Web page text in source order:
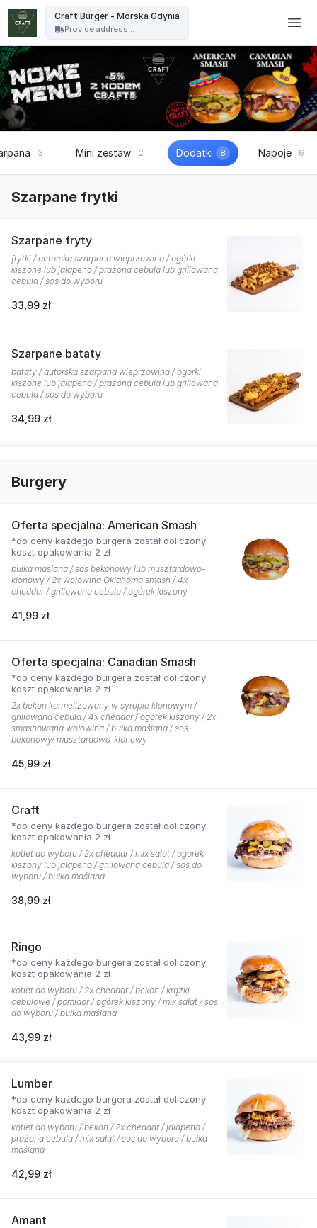
Craft Burger - Morska Gdynia
Provide address...
3 Mini zestaw 2 Dodatki 8 Napoje 6
Szarpane frytki
Szarpane fryty
frytki / autorska szarpana wieprzowina / ogórki
kiszone lub jalapeno / prażona cebula lub grillowana
cebula / sos do wyboru
33,99 zł
Szarpane bataty
bataty / autorska szarpana wieprzowina / ogórki
kiszone lub jalapeno / prażona cebula lub grillowana
cebula / sos do wyboru
34,99 zł
Burgery
Oferta specjalna: American Smash
*do ceny każdego burgera został doliczony
koszt opakowania 2 zł
bułka maślana / sos bekonowy lub musztardowo-
klonowy / 2x wołowina Oklahoma smash / 4x
cheddar / grillowana cebula / ogórek kiszony
41,99 zł
Oferta specjalna: Canadian Smash
*do ceny każdego burgera został doliczony
koszt opakowania 2 zł
2x bekon karmelizowany w syropie klonowym /
grillowana cebula / 4x cheddar / ogórek kiszony / 2x
smashowana wołowina / bułka maślana / sos
bekonowy/ musztardowo-klonowy
45,99 zł
Craft
*do ceny każdego burgera został doliczony
koszt opakowania 2 zł
kotlet do wyboru / 2x cheddar / mix sałat / ogórek
kiszony lub jalapeno / grillowana cebula / sos do
wyboru / bułka maślana
38,99 zł
Ringo
*do ceny każdego burgera został doliczony
koszt opakowania 2 zł
kotlet do wyboru / 2x cheddar / bekon / krążki
cebulowe / pomidor / ogórek kiszony / mix sałat / sos
do wyboru / bułka maślana
43,99 zł
Lumber
*do ceny każdego burgera został doliczony
koszt opakowania 2 zł
kotlet do wyboru / bekon / 2x cheddar / jalapeno /
prażona cebula / mix sałat / sos do wyboru / bułka
maślana
42,99 zł
Amant